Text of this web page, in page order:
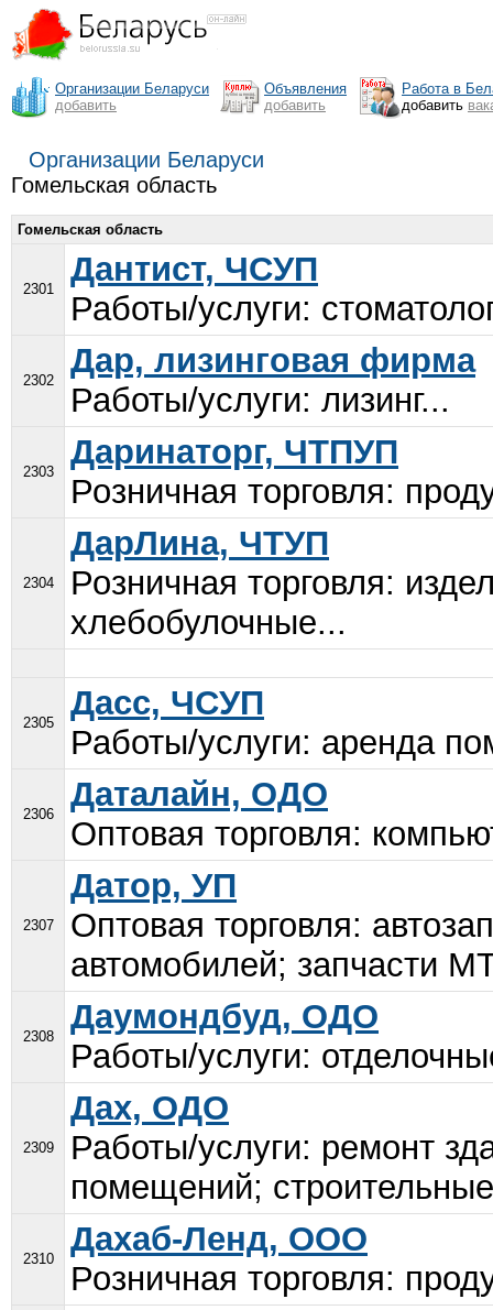
Организации Беларуси
добавить
Объявления
добавить
Работа в
добавить
Организации Беларуси
Гомельская область
Гомельская область
2301
Дантист, ЧСУП
Работы/услуги:
2302
Дар, лизинговая фирма
Работы/услуги: лизинг...
2303
Даринаторг, ЧТПУП
Розничная торговля:
2304
ДарЛина, ЧТУП
Розничная торговля:
хлебобулочные...
2305
Дасс, ЧСУП
Работы/услуги: аренда
2306
Даталайн, ОДО
Оптовая торговля:
2307
Датор, УП
Оптовая торговля:
автомобилей; запчасти
2308
Даумондбуд, ОДО
Работы/услуги:
2309
Дах, ОДО
Работы/услуги: ремонт
помещений;
2310
Дахаб-Ленд, ООО
Розничная торговля: